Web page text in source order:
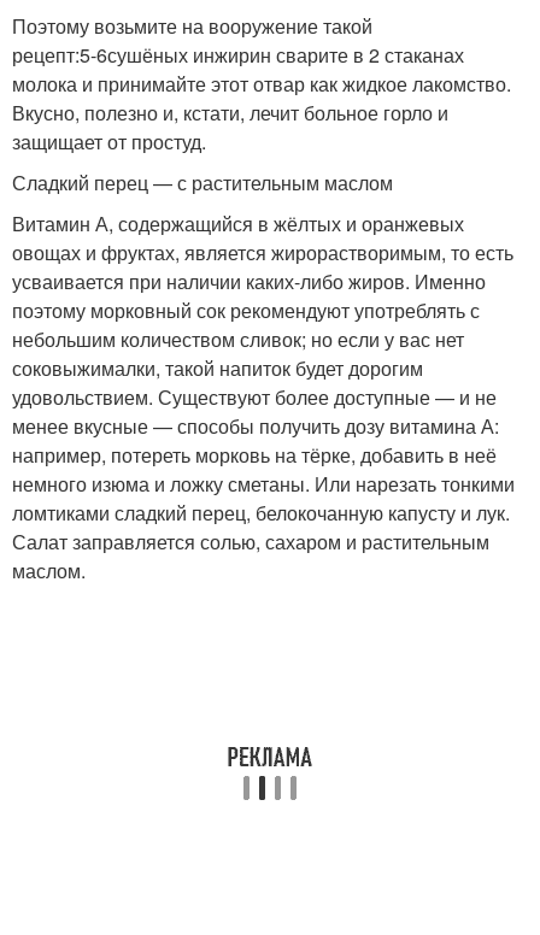
Поэтому возьмите на вооружение такой
рецепт:5-6сушёных инжирин сварите в 2 стаканах
молока и принимайте этот отвар как жидкое лакомство.
Вкусно, полезно и, кстати, лечит больное горло и
защищает от простуд.
Сладкий перец — с растительным маслом
Витамин А, содержащийся в жёлтых и оранжевых
овощах и фруктах, является жирорастворимым, то есть
усваивается при наличии каких-либо жиров. Именно
поэтому морковный сок рекомендуют употреблять с
небольшим количеством сливок; но если у вас нет
соковыжималки, такой напиток будет дорогим
удовольствием. Существуют более доступные — и не
менее вкусные — способы получить дозу витамина А:
например, потереть морковь на тёрке, добавить в неё
немного изюма и ложку сметаны. Или нарезать тонкими
ломтиками сладкий перец, белокочанную капусту и лук.
Салат заправляется солью, сахаром и растительным
маслом.